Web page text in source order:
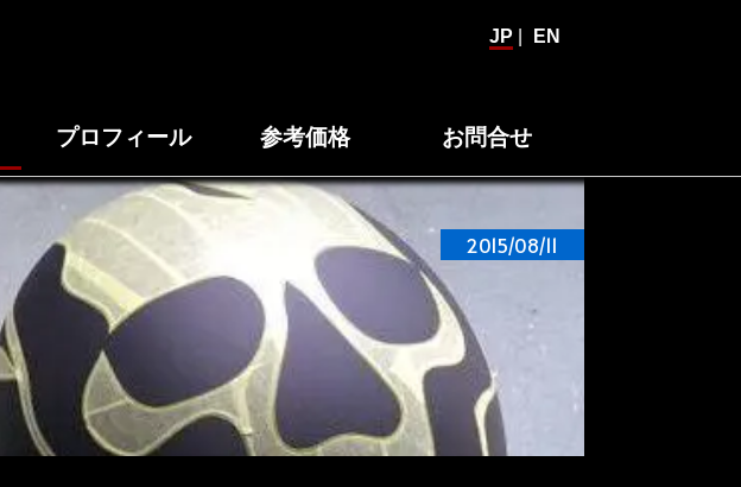
JP EN
プロフィール 参考価格 お問合せ
2015/08/11